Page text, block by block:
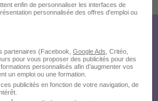
!
enfin de personnaliser les interfaces de
personnalisée des offres d'emploi ou
partenaires (Facebook, Google Ads , Critéo,
pour vous proposer des publicités pour des
personnalisés afin d’augmenter vos
un emploi ou une formation.
publicités en fonction de votre navigation, de